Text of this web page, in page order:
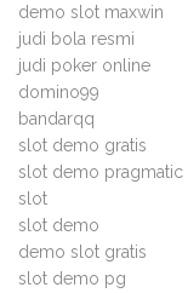
demo slot maxwin
judi bola resmi
judi poker online
domino99
bandarqq
slot demo gratis
slot demo pragmatic
slot
slot demo
demo slot gratis
slot demo pg